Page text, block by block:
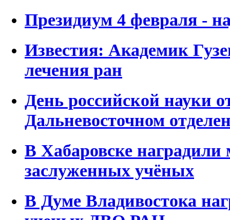
Президиум 4 февраля -
Известия: Академик
лечения ран
День российской науки
Дальневосточном
В Хабаровске
заслуженных учёных
В Думе Владивостока